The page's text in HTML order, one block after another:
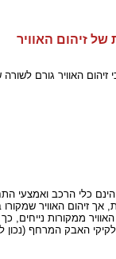
זיהום האוויר
זיהום האוויר גורם
הינם כלי הרכב ואמצעי